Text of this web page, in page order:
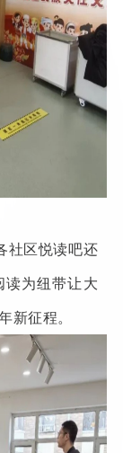
社区悦读吧还
读为纽带让大
新征程。